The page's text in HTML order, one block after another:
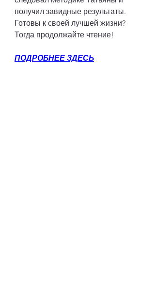
получил завидные результаты.
Готовы к своей лучшей жизни?
Тогда продолжайте чтение!
ПОДРОБНЕЕ ЗДЕСЬ